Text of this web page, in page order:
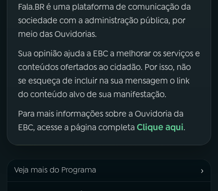
Fala.BR é uma plataforma de comunicação da
sociedade com a administração pública, por
meio das Ouvidorias.
Sua opinião ajuda a EBC a melhorar os serviços e
conteúdos ofertados ao cidadão. Por isso, não
se esqueça de incluir na sua mensagem o link
do conteúdo alvo de sua manifestação.
Para mais informações sobre a Ouvidoria da
EBC, acesse a página completa Clique aqui.
Veja mais do Programa ›